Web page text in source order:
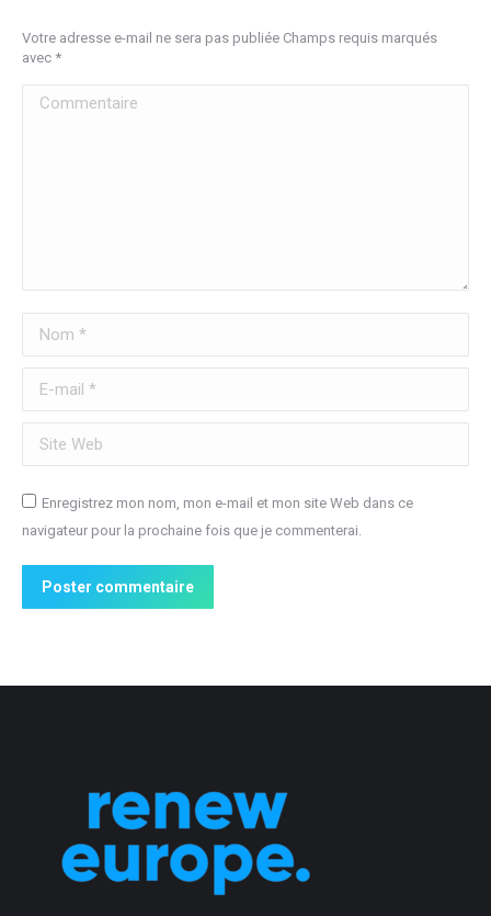
Votre adresse e-mail ne sera pas publiée Champs requis marqués
avec *
Commentaire
Nom *
E-mail *
Site Web
Enregistrez mon nom, mon e-mail et mon site Web dans ce
navigateur pour la prochaine fois que je commenterai.
Poster commentaire